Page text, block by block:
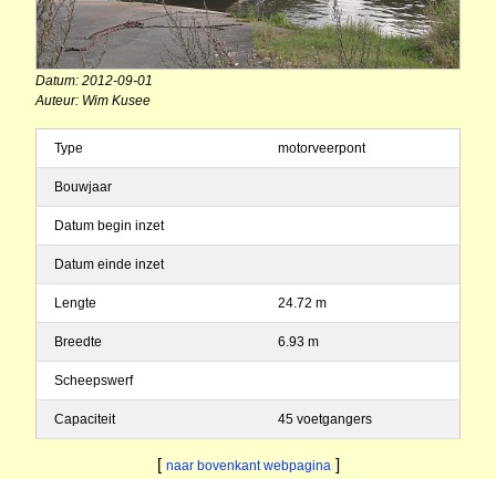
Datum: 2012-09-01
Auteur: Wim Kusee
Type motorveerpont
Bouwjaar
Datum begin inzet
Datum einde inzet
Lengte 24.72 m
Breedte 6.93 m
Scheepswerf
Capaciteit 45 voetgangers
[ naar bovenkant webpagina ]